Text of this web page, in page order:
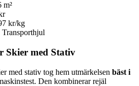
m²
kr/kg
Transporthjul
Skier med Stativ
med stativ tog hem utmärkelsen bäst i
Den kombinerar rejäl